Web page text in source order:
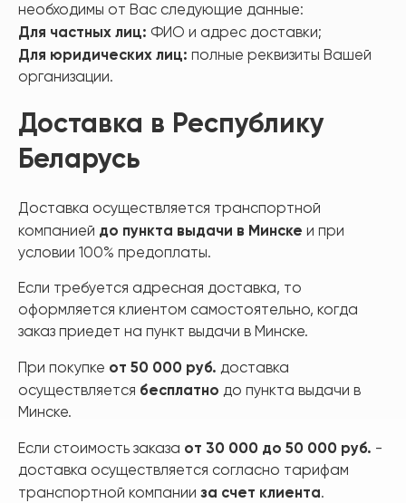
необходимы от Вас следующие данные:
Для частных лиц: ФИО и адрес доставки;
Для юридических лиц: полные реквизиты Вашей
организации.
Доставка в Республику
Беларусь
Доставка осуществляется транспортной
компанией до пункта выдачи в Минске и при
условии 100% предоплаты.
Если требуется адресная доставка, то
оформляется клиентом самостоятельно, когда
заказ приедет на пункт выдачи в Минске.
При покупке от 50 000 руб. доставка
осуществляется бесплатно до пункта выдачи в
Минске.
Если стоимость заказа от 30 000 до 50 000 руб. -
доставка осуществляется согласно тарифам
транспортной компании за счет клиента.